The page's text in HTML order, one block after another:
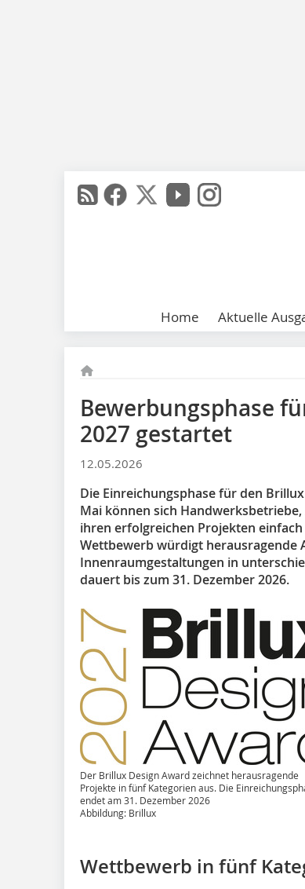
Home Aktuelle
Bewerbungsphase
2027 gestartet
12.05.2026
Die Einreichungsphase für den
Mai können sich
ihren erfolgreichen Projekten
Wettbewerb würdigt herausragende
Innenraumgestaltungen in
dauert bis zum 31. Dezember 2026.
Der Brillux Design Award zeichnet herausragende
Projekte in fünf Kategorien aus. Die
endet am 31. Dezember 2026
Abbildung: Brillux
Wettbewerb in fünf